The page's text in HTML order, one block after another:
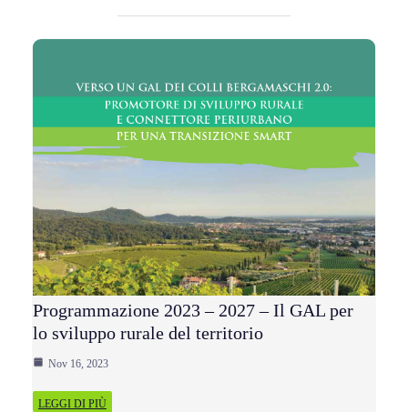
Programmazione 2023 – 2027 – Il GAL per
lo sviluppo rurale del territorio
Nov 16, 2023
LEGGI DI PIÙ